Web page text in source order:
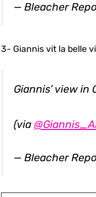
— Bleacher
3- Giannis vit la belle
Giannis’ view in
(via
— Bleacher